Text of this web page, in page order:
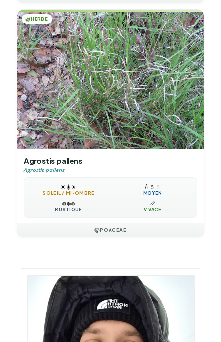
🌿HERBE
Agrostis pallens
Agrostis pallens
☀️☀️☀️
SOLEIL / MI-OMBRE
💧 💧 💧
MOYEN
❄️❄️❄️
RUSTIQUE
📏
VIVACE
🍃POACEAE